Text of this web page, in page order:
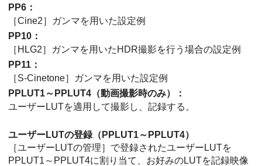
PP6 ：
［Cine2］
ガンマを用いた設定例
PP10 ：
［HLG2］
ガンマを用いたHDR撮影を行う場合の設定例
PP11 ：
［S-Cinetone］ガンマを用いた設定例
PPLUT1～ PPLUT4 （動画撮影時のみ）：
ユーザーLUTを適用して撮影し、記録する。
ユーザーLUTの登録（PPLUT1～PPLUT4）
［ユーザーLUTの管理］ で登録されたユーザーLUTを
PPLUT1～PPLUT4に割り当て、お好みのLUTを記録映像